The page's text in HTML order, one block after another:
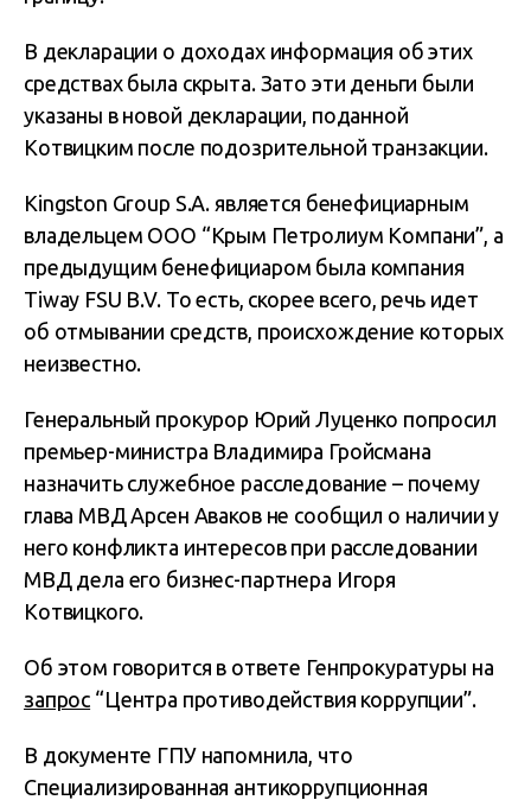
В декларации о доходах информация об этих
средствах была скрыта. Зато эти деньги были
указаны в новой декларации, поданной
Котвицким после подозрительной транзакции.
Kingston Group S.A. является бенефициарным
владельцем ООО “Крым Петролиум Компани”, а
предыдущим бенефициаром была компания
Tiway FSU B.V. То есть, скорее всего, речь идет
об отмывании средств, происхождение которых
неизвестно.
Генеральный прокурор Юрий Луценко попросил
премьер-министра Владимира Гройсмана
назначить служебное расследование – почему
глава МВД Арсен Аваков не сообщил о наличии у
него конфликта интересов при расследовании
МВД дела его бизнес-партнера Игоря
Котвицкого.
Об этом говорится в ответе Генпрокуратуры на
запрос “Центра противодействия коррупции”.
В документе ГПУ напомнила, что
Специализированная антикоррупционная